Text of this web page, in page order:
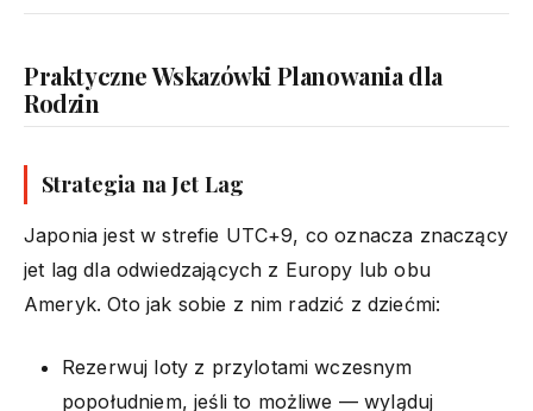
Praktyczne Wskazówki Planowania dla
Rodzin
Strategia na Jet Lag
Japonia jest w strefie UTC+9, co oznacza znaczący
jet lag dla odwiedzających z Europy lub obu
Ameryk. Oto jak sobie z nim radzić z dziećmi:
Rezerwuj loty z przylotami wczesnym
popołudniem, jeśli to możliwe — wyląduj